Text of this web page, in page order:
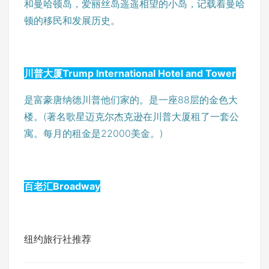
和曼哈顿岛，爱丽丝岛遥遥相望的小岛，记载着曼哈
顿的移民和发展历史。
川普大厦Trump International Hotel and Tower
是富豪唐纳德川普他们家的。是一座88层的金色大
楼。(著名歌星迈克尔杰克逊在川普大厦租了一套公
寓。每月的租金是22000美金。)
百老汇Broadway
纽约旅行社推荐